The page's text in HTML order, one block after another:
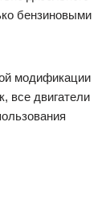
бензиновыми
модификации
все двигатели